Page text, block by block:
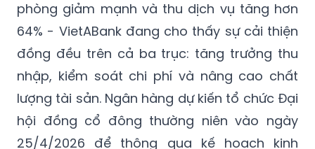
Với kết quả tích cực của quý đầu năm - lợi
nhuận trước thuế tăng 44%, chi phí dự
phòng giảm mạnh và thu dịch vụ tăng hơn
64% - VietABank đang cho thấy sự cải thiện
đồng đều trên cả ba trục: tăng trưởng thu
nhập, kiểm soát chi phí và nâng cao chất